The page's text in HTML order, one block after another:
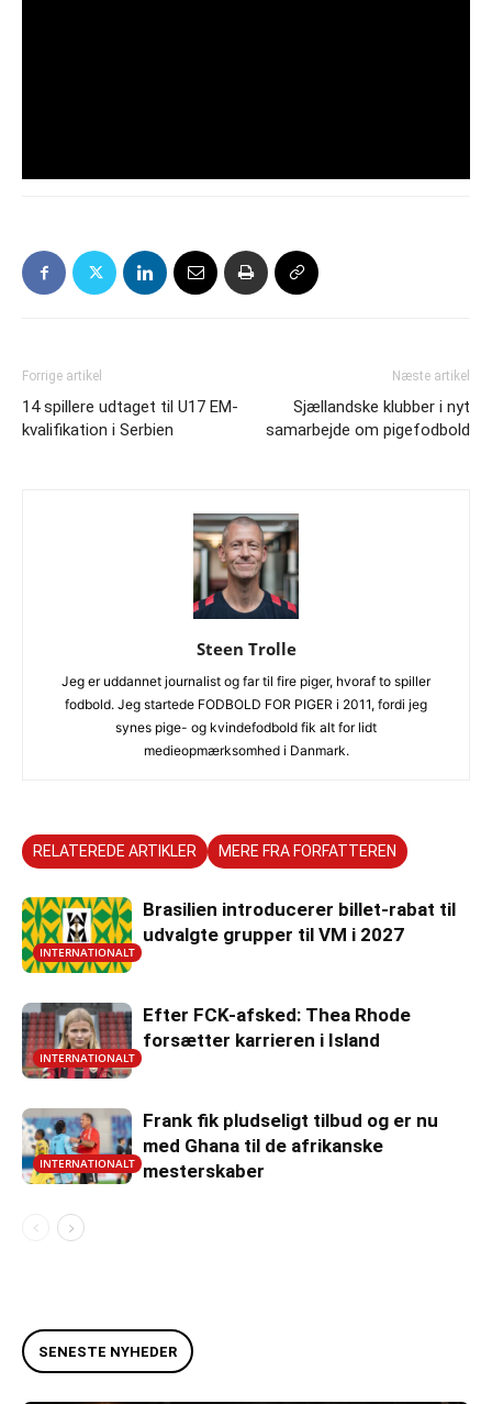
Forrige artikel
14 spillere udtaget til U17 EM-
kvalifikation i Serbien
Næste artikel
Sjællandske klubber i nyt
samarbejde om pigefodbold
Steen Trolle
Jeg er uddannet journalist og far til fire piger, hvoraf to spiller
fodbold. Jeg startede FODBOLD FOR PIGER i 2011, fordi jeg
synes pige- og kvindefodbold fik alt for lidt
medieopmærksomhed i Danmark.
RELATEREDE ARTIKLER MERE FRA FORFATTEREN
INTERNATIONALT
Brasilien introducerer billet-rabat til
udvalgte grupper til VM i 2027
INTERNATIONALT
Efter FCK-afsked: Thea Rhode
forsætter karrieren i Island
INTERNATIONALT
Frank fik pludseligt tilbud og er nu
med Ghana til de afrikanske
mesterskaber
SENESTE NYHEDER